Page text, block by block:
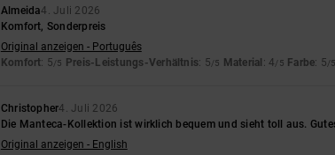
Almeida4. Juli 2026
Komfort, Sonderpreis
Original anzeigen - Português
Komfort: 5/5 Preis-Leistungs-Verhältnis: 5/5 Material : 4/5 Farbe: 5/5
Christopher4. Juli 2026
Die Manteca-Kollektion ist wirklich bequem und sieht toll aus.
Original anzeigen - English